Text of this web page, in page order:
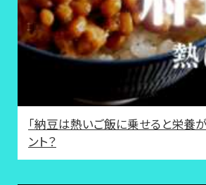
「納豆は熱いご飯に乗せると栄養
ント？